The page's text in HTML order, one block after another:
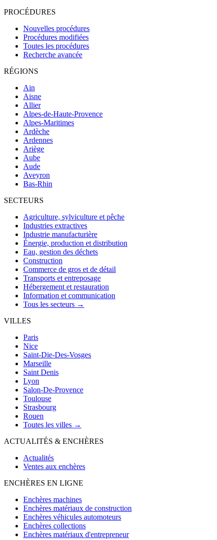
PROCÉDURES
Nouvelles procédures
Procédures modifiées
Toutes les procédures
Recherche avancée
RÉGIONS
Ain
Aisne
Allier
Alpes-de-Haute-Provence
Alpes-Maritimes
Ardèche
Ardennes
Ariège
Aube
Aude
Aveyron
Bas-Rhin
SECTEURS
Agriculture, sylviculture et pêche
Industries extractives
Industrie manufacturière
Énergie, production et distribution
Eau, gestion des déchets
Construction
Commerce de gros et de détail
Transports et entreposage
Hébergement et restauration
Information et communication
Tous les secteurs →
VILLES
Paris
Nice
Saint-Die-Des-Vosges
Marseille
Saint Denis
Lyon
Salon-De-Provence
Toulouse
Strasbourg
Rouen
Toutes les villes →
ACTUALITÉS & ENCHÈRES
Actualités
Ventes aux enchères
ENCHÈRES EN LIGNE
Enchères machines
Enchères matériaux de construction
Enchères véhicules automoteurs
Enchères collections
Enchères matériaux d'entrepreneur